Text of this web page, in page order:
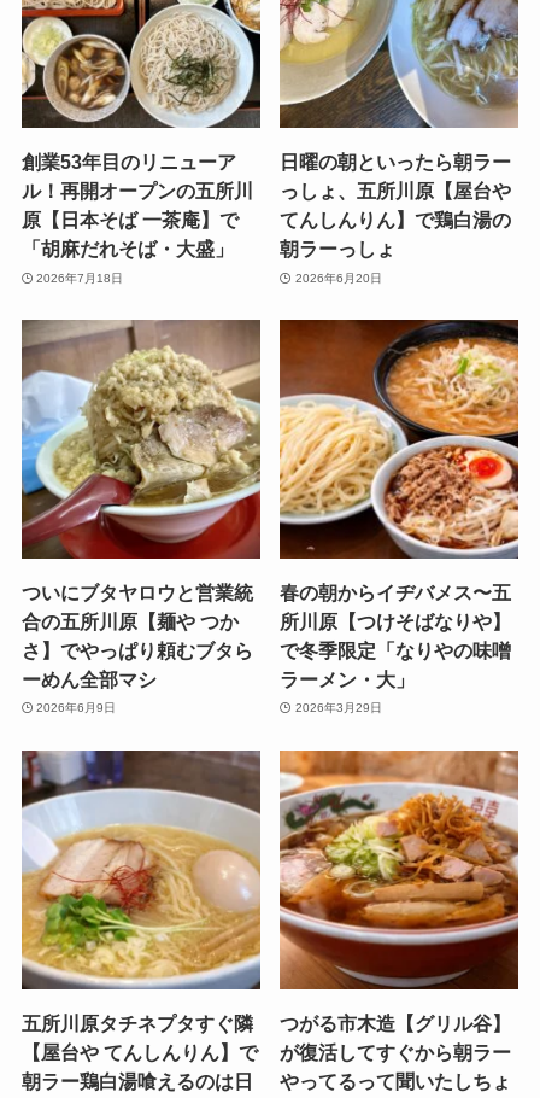
創業53年目のリニューア
ル！再開オープンの五所川
原【日本そば 一茶庵】で
「胡麻だれそば・大盛」
2026年7月18日
日曜の朝といったら朝ラー
っしょ、五所川原【屋台や
てんしんりん】で鶏白湯の
朝ラーっしょ
2026年6月20日
ついにブタヤロウと営業統
合の五所川原【麺や つか
さ】でやっぱり頼むブタら
ーめん全部マシ
2026年6月9日
春の朝からイヂバメス〜五
所川原【つけそばなりや】
で冬季限定「なりやの味噌
ラーメン・大」
2026年3月29日
五所川原タチネプタすぐ隣
【屋台や てんしんりん】で
朝ラー鶏白湯喰えるのは日
つがる市木造【グリル谷】
が復活してすぐから朝ラー
やってるって聞いたしちょ